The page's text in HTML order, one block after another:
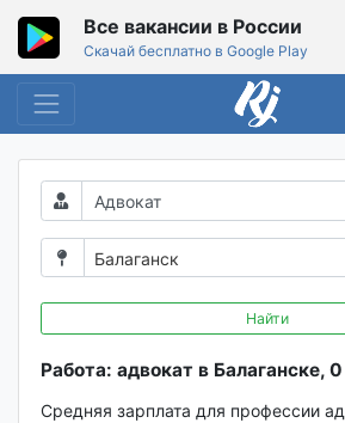
Все вакансии в России
Скачай бесплатно в Google Play
Балаганск
Найти
Работа: адвокат в Балаганске,
Средняя зарплата для профессии